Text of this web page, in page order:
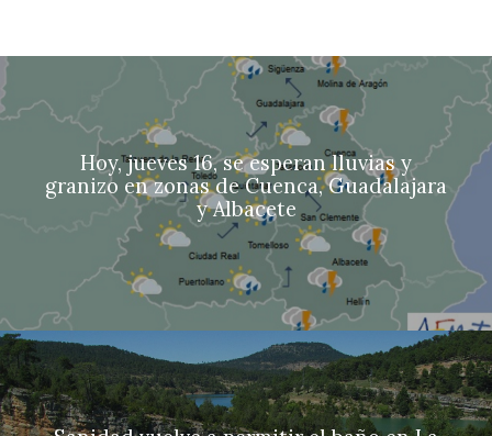
Hoy, jueves 16, se esperan lluvias y
granizo en zonas de Cuenca, Guadalajara
y Albacete